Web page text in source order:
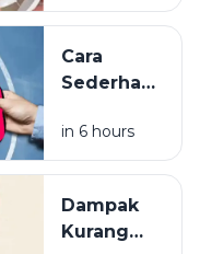
Menjadi
Cara
Sederhana
Stres
dalam
Sehari-
hari
in 6 hours
Dampak
Kurang